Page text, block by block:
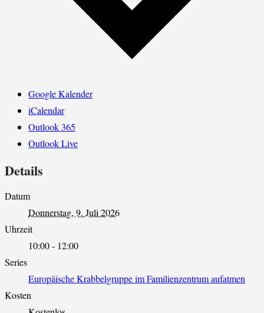
Google Kalender
iCalendar
Outlook 365
Outlook Live
Details
Datum
Donnerstag, 9. Juli 2026
Uhrzeit
10:00 - 12:00
Series
Europäische Krabbelgruppe im Familienzentrum aufatmen
Kosten